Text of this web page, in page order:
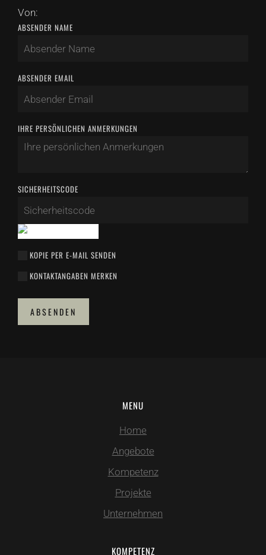
Von:
ABSENDER NAME
ABSENDER EMAIL
IHRE PERSÖNLICHEN ANMERKUNGEN
SICHERHEITSCODE
KOPIE PER E-MAIL SENDEN
KONTAKTANGABEN MERKEN
ABSENDEN
MENU
Home
Angebote
Kompetenz
Projekte
Unternehmen
KOMPETENZ